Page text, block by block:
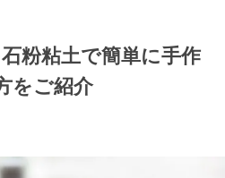
粉粘土で簡単に手作
をご紹介